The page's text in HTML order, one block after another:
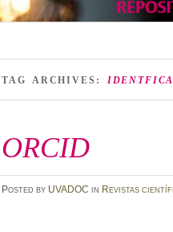
TAG ARCHIVES:
ORCID
Posted by UVADOC in Revistas